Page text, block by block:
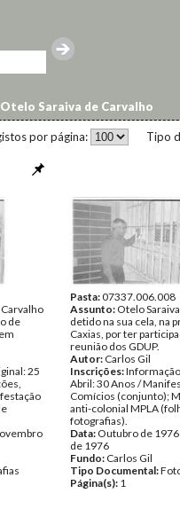
Otelo Saraiva de Carvalho
Tipo
por página:
de
25
Pasta:07337.006.008
Assunto: Otelo
detido na sua cela, na
Caxias, por ter
reunião dos GDUP.
Autor: Carlos Gil
Inscrições:
Abril: 30 Anos /
Comícios (conjunto);
anti-colonial MPLA
fotografias).
Data: Outubro de
de 1976
Fundo: Carlos Gil
Tipo Documental:
Página(s): 1